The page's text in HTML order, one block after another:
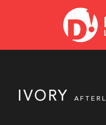
IVORY